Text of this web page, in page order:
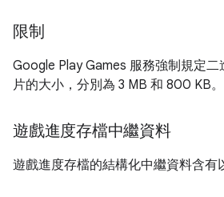
限制
Google Play Games 服務強制規定二
片的大小，分別為 3 MB 和 800 KB。
遊戲進度存檔中繼資料
遊戲進度存檔的結構化中繼資料含有